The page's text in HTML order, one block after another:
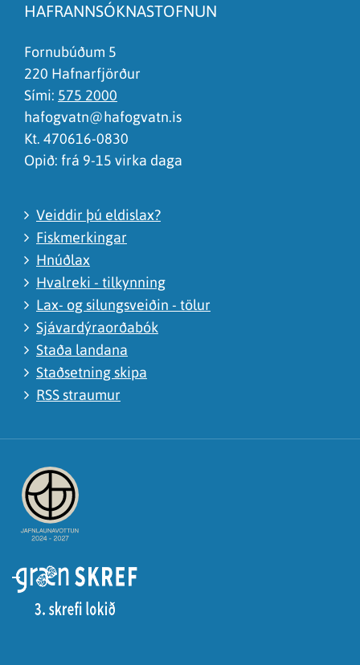
Það er of mikið efni á síðunni
Ég skil ekki efnið, finnst það of flókið
HAFRANNSÓKNASTOFNUN
Fornubúðum 5
220 Hafnarfjörður
Sími: 575 2000
hafogvatn@hafogvatn.is
Kt. 470616-0830
Opið: frá 9-15 virka daga
Veiddir þú eldislax?
Fiskmerkingar
Hnúðlax
Hvalreki - tilkynning
Lax- og silungsveiðin - tölur
Sjávardýraorðabók
Staða landana
Staðsetning skipa
RSS straumur